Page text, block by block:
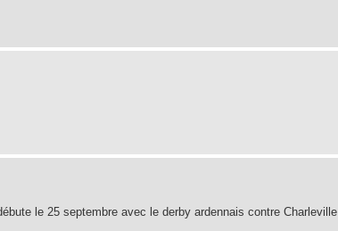
le 25 septembre avec le derby ardennais contre Charleville